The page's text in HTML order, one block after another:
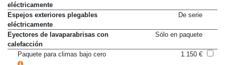
eléctricamente
Espejos exteriores plegables
eléctricamente
De serie
Eyectores de lavaparabrisas con
calefacción
Sólo en paquete
Paquete para climas bajo cero 1.150 €